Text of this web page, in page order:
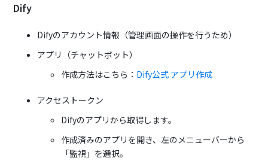
Dify
Difyのアカウント情報（管理画面の操作を行うため）
アプリ（チャットボット）
作成方法はこちら： Dify公式 アプリ作成
アクセストークン
Difyのアプリから取得します。
作成済みのアプリを開き、左のメニューバーから
「監視」を選択。